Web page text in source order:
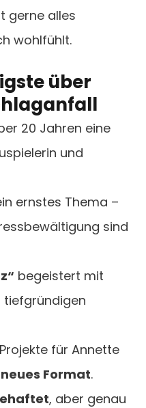
gerne alles
wohlfühlt.
über
20 Jahren eine
und
ernstes Thema –
sind
begeistert mit
tiefgründigen
für Annette
neues Format.
, aber genau